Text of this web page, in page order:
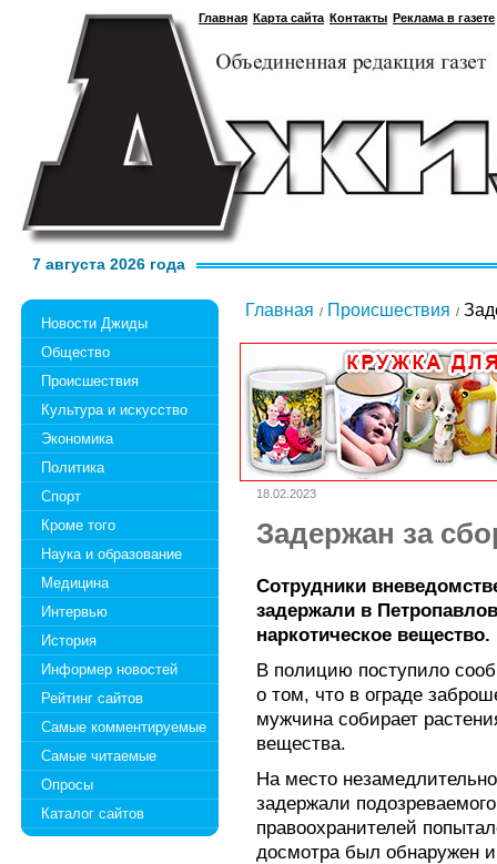
Главная Карта сайта Контакты Реклама в газете
7 августа 2026 года
Новости Джиды
Общество
Происшествия
Культура и искусство
Экономика
Политика
Спорт
Кроме того
Наука и образование
Медицина
Интервью
История
Информер новостей
Рейтинг сайтов
Самые комментируемые
Самые читаемые
Опросы
Каталог сайтов
Главная Происшествия
18.02.2023
Задержан за
Сотрудники
задержали в
наркотическое вещество.
В полицию поступило
о том, что в ограде
мужчина собирает
вещества.
На место
задержали
правоохранителей
досмотра был обнаружен